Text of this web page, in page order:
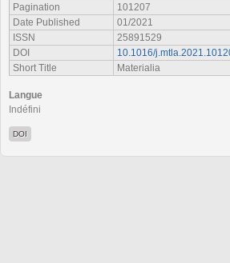
Pagination
101207
Date Published
01/2021
ISSN
25891529
DOI
10.1016/
Short Title
Materialia
Langue
Indéfini
DOI